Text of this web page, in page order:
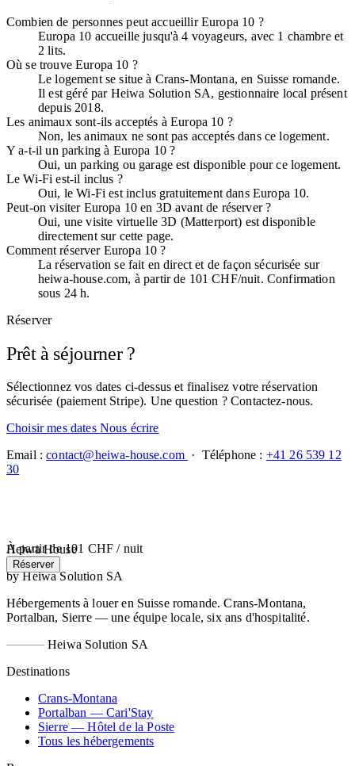
Combien de personnes peut accueillir Europa 10 ?
Europa 10 accueille jusqu'à 4 voyageurs, avec 1 chambre et
2 lits.
Où se trouve Europa 10 ?
Le logement se situe à Crans-Montana, en Suisse romande.
Il est géré par Heiwa Solution SA, gestionnaire local présent
depuis 2018.
Les animaux sont-ils acceptés à Europa 10 ?
Non, les animaux ne sont pas acceptés dans ce logement.
Y a-t-il un parking à Europa 10 ?
Oui, un parking ou garage est disponible pour ce logement.
Le Wi-Fi est-il inclus ?
Oui, le Wi-Fi est inclus gratuitement dans Europa 10.
Peut-on visiter Europa 10 en 3D avant de réserver ?
Oui, une visite virtuelle 3D (Matterport) est disponible
directement sur cette page.
Comment réserver Europa 10 ?
La réservation se fait en direct et de façon sécurisée sur
heiwa-house.com, à partir de 101 CHF/nuit. Confirmation
sous 24 h.
Réserver
Prêt à séjourner ?
Sélectionnez vos dates ci-dessus et finalisez votre réservation
sécurisée (paiement Stripe). Une question ? Contactez-nous.
Choisir mes dates Nous écrire
Email :contact@heiwa-house.com · Téléphone : +41 26 539 12
30
À partir de 101 CHF / nuit
Réserver
Heiwa House
by Heiwa Solution SA
Hébergements à louer en Suisse romande. Crans-Montana,
Portalban, Sierre — une équipe locale, six ans d'hospitalité.
Heiwa Solution SA
Destinations
Crans-Montana
Portalban — Cari'Stay
Sierre — Hôtel de la Poste
Tous les hébergements